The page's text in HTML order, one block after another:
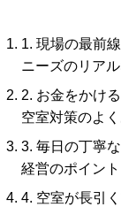
1. 現場の最前
ニーズのリア
2. お金をかけ
空室対策のよ
3. 毎日の丁寧
経営のポイント
4. 空室が長引